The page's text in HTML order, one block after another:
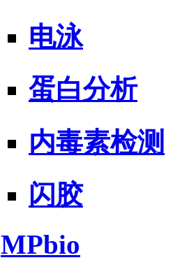
电泳
蛋白分析
内毒素检测
闪胶
MPbio